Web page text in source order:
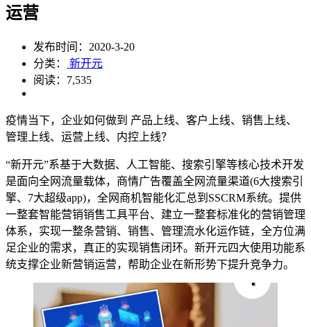
运营
发布时间：2020-3-20
分类：
新开元
阅读：7,535
疫情当下，企业如何做到 产品上线、客户上线、销售上线、
管理上线、运营上线、内控上线？
“新开元”系基于大数据、人工智能、搜索引擎等核心技术开发
是面向全网流量载体，商情广告覆盖全网流量渠道(6大搜索引
擎、7大超级app)，全网商机智能化汇总到SSCRM系统。提供
一整套智能营销销售工具平台、建立一整套标准化的营销管理
体系，实现一整条营销、销售、管理流水化运作链，全方位满
足企业的需求，真正的实现销售闭环。新开元四大使用功能系
统支撑企业新营销运营，帮助企业在新形势下提升竞争力。